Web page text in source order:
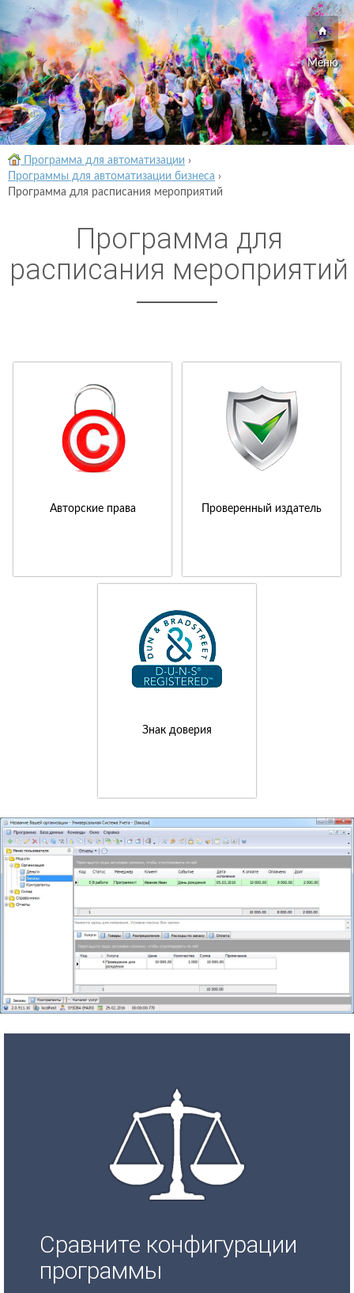
Меню
Программа для автоматизации ›
Программы для автоматизации бизнеса ›
Программа для расписания мероприятий
Программа для
расписания мероприятий
Авторские права Проверенный издатель
Знак доверия
Сравните конфигурации
программы